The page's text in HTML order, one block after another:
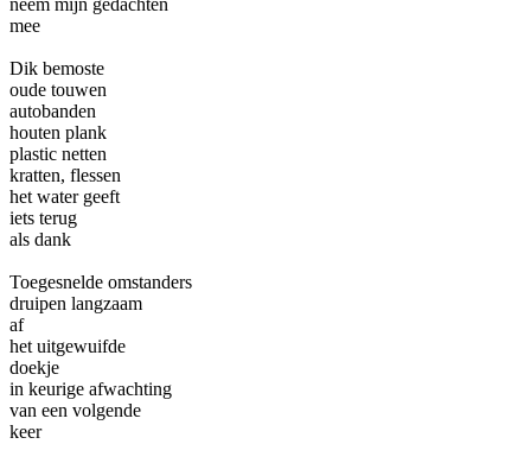
neem mijn gedachten
mee
Dik bemoste
oude touwen
autobanden
houten plank
plastic netten
kratten, flessen
het water geeft
iets terug
als dank
Toegesnelde omstanders
druipen langzaam
af
het uitgewuifde
doekje
in keurige afwachting
van een volgende
keer